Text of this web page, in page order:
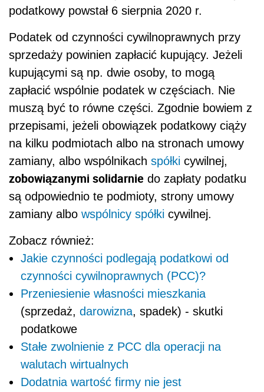
podatkowy powstał 6 sierpnia 2020 r.
Podatek od czynności cywilnoprawnych przy
sprzedaży powinien zapłacić kupujący. Jeżeli
kupującymi są np. dwie osoby, to mogą
zapłacić wspólnie podatek w częściach. Nie
muszą być to równe części. Zgodnie bowiem z
przepisami, jeżeli obowiązek podatkowy ciąży
na kilku podmiotach albo na stronach umowy
zamiany, albo wspólnikach spółki cywilnej,
zobowiązanymi solidarnie do zapłaty podatku
są odpowiednio te podmioty, strony umowy
zamiany albo wspólnicy spółki cywilnej.
Zobacz również:
Jakie czynności podlegają podatkowi od
czynności cywilnoprawnych (PCC)?
Przeniesienie własności mieszkania
(sprzedaż, darowizna, spadek) - skutki
podatkowe
Stałe zwolnienie z PCC dla operacji na
walutach wirtualnych
Dodatnia wartość firmy nie jest